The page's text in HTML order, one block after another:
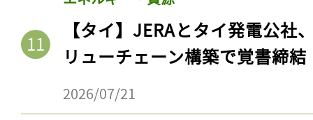
【タイ】JERAとタイ発電公社
リューチェーン構築で覚書締結
2026/07/21